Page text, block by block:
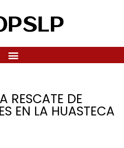
RESCATE DE
EN LA HUASTECA